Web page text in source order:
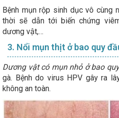
Bệnh mụn rộp sinh dục vô cùng
thời sẽ dẫn tới biến chứng
dương vật,…
3. Nổi mụn thịt ở bao quy
Dương vật có mụn nhỏ ở bao
gà. Bệnh do virus HPV gây ra
không an toàn.